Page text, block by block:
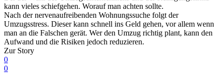
kann vieles schiefgehen. Worauf man achten sollte.
Nach der nervenaufreibenden Wohnungssuche folgt der
Umzugsstress. Dieser kann schnell ins Geld gehen, vor allem wenn
man an die Falschen gerät. Wer den Umzug richtig plant, kann den
Aufwand und die Risiken jedoch reduzieren.
Zur Story
0
0